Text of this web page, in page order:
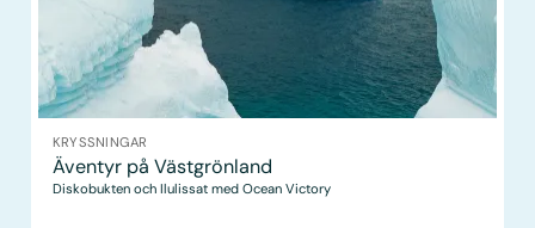
KRYSSNINGAR
Äventyr på Västgrönland
Diskobukten och Ilulissat med Ocean Victory